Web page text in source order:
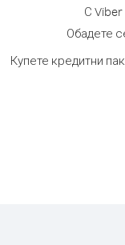
С
Обадете
Купете кредитни